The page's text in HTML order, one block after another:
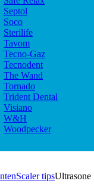
Septol
Soco
Sterilife
Tavom
Tecno-Gaz
Tecnodent
The Wand
Tornado
Trident Dental
Visiano
W&H
Woodpecker
Scaler tipsUltrasone